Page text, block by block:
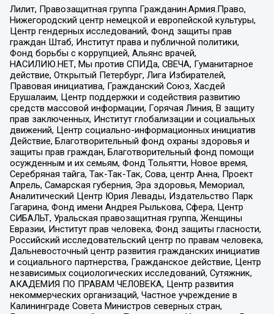
Лилит, Правозащитная группа Гражданин.Армия.Право,
Нижегородский центр немецкой и европейской культуры,
Центр гендерных исследований, Фонд защиты прав
граждан Штаб, Институт права и публичной политики,
Фонд борьбы с коррупцией, Альянс врачей,
НАСИЛИЮ.НЕТ, Мы против СПИДа, СВЕЧА, Гуманитарное
действие, Открытый Петербург, Лига Избирателей,
Правовая инициатива, Гражданский Союз, Хасдей
Ерушалаим, Центр поддержки и содействия развитию
средств массовой информации, Горячая Линия, В защиту
прав заключенных, Институт глобализации и социальных
движений, Центр социально-информационных инициатив
Действие, Благотворительный фонд охраны здоровья и
защиты прав граждан, Благотворительный фонд помощи
осужденным и их семьям, Фонд Тольятти, Новое время,
Серебряная тайга, Так-Так-Так, Сова, центр Анна, Проект
Апрель, Самарская губерния, Эра здоровья, Мемориал,
Аналитический Центр Юрия Левады, Издательство Парк
Гагарина, Фонд имени Андрея Рылькова, Сфера, Центр
СИБАЛЬТ, Уральская правозащитная группа, Женщины
Евразии, Институт прав человека, Фонд защиты гласности,
Российский исследовательский центр по правам человека,
Дальневосточный центр развития гражданских инициатив
и социального партнерства, Гражданское действие, Центр
независимых социологических исследований, Сутяжник,
АКАДЕМИЯ ПО ПРАВАМ ЧЕЛОВЕКА, Центр развития
некоммерческих организаций, Частное учреждение в
Калининграде Совета Министров северных стран,